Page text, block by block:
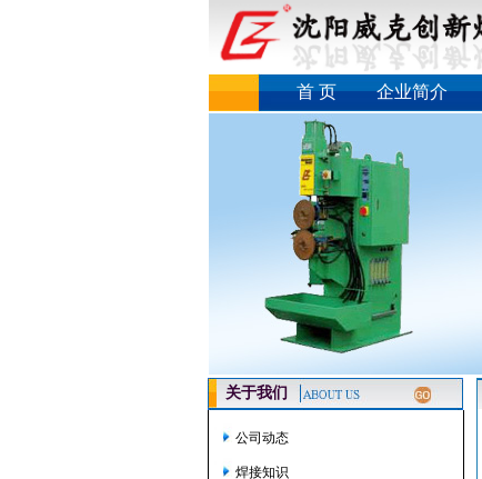
首 页 企业简介
关于我们
公司动态
焊接知识